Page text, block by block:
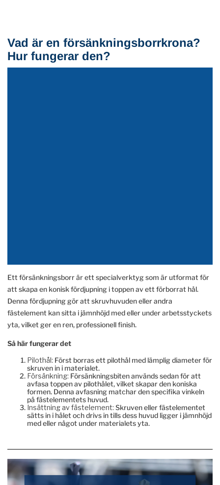
Vad är en försänkningsborrkrona?
Hur fungerar den?
Ett försänkningsborr är ett specialverktyg som är utformat för
att skapa en konisk fördjupning i toppen av ett förborrat hål.
Denna fördjupning gör att skruvhuvuden eller andra
fästelement kan sitta i jämnhöjd med eller under arbetsstyckets
yta, vilket ger en ren, professionell finish.
Så här fungerar det
Pilothål: Först borras ett pilothål med lämplig diameter för
skruven in i materialet.
Försänkning: Försänkningsbiten används sedan för att
avfasa toppen av pilothålet, vilket skapar den koniska
formen. Denna avfasning matchar den specifika vinkeln
på fästelementets huvud.
Insättning av fästelement: Skruven eller fästelementet
sätts in i hålet och drivs in tills dess huvud ligger i jämnhöjd
med eller något under materialets yta.